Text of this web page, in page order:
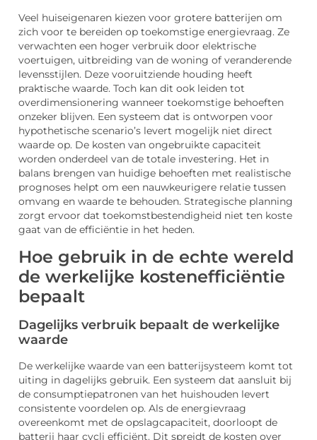
Veel huiseigenaren kiezen voor grotere batterijen om
zich voor te bereiden op toekomstige energievraag. Ze
verwachten een hoger verbruik door elektrische
voertuigen, uitbreiding van de woning of veranderende
levensstijlen. Deze vooruitziende houding heeft
praktische waarde. Toch kan dit ook leiden tot
overdimensionering wanneer toekomstige behoeften
onzeker blijven. Een systeem dat is ontworpen voor
hypothetische scenario’s levert mogelijk niet direct
waarde op. De kosten van ongebruikte capaciteit
worden onderdeel van de totale investering. Het in
balans brengen van huidige behoeften met realistische
prognoses helpt om een nauwkeurigere relatie tussen
omvang en waarde te behouden. Strategische planning
zorgt ervoor dat toekomstbestendigheid niet ten koste
gaat van de efficiëntie in het heden.
Hoe gebruik in de echte wereld
de werkelijke kostenefficiëntie
bepaalt
Dagelijks verbruik bepaalt de werkelijke
waarde
De werkelijke waarde van een batterijsysteem komt tot
uiting in dagelijks gebruik. Een systeem dat aansluit bij
de consumptiepatronen van het huishouden levert
consistente voordelen op. Als de energievraag
overeenkomt met de opslagcapaciteit, doorloopt de
batterij haar cycli efficiënt. Dit spreidt de kosten over